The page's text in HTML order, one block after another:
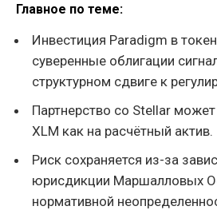
Главное по теме:
Инвестиция Paradigm в
суверенные облигации
структурном сдвиге к
Партнерство со Stellar
XLM как на расчётный актив.
Риск сохраняется из-за
юрисдикции Маршалловых
нормативной